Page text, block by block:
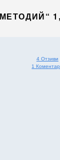
4 Отзиви
1